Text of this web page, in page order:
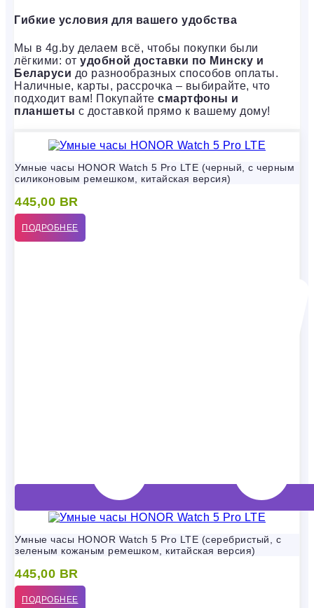
Гибкие условия для вашего удобства
Мы в 4g.by делаем всё, чтобы покупки были
лёгкими: от удобной доставки по Минску и
Беларуси до разнообразных способов оплаты.
Наличные, карты, рассрочка – выбирайте, что
подходит вам! Покупайте смартфоны и
планшеты с доставкой прямо к вашему дому!
Умные часы HONOR Watch 5 Pro LTE (черный, с черным
силиконовым ремешком, китайская версия)
445,00 BR
ПОДРОБНЕЕ
Умные часы HONOR Watch 5 Pro LTE (серебристый, с
зеленым кожаным ремешком, китайская версия)
445,00 BR
ПОДРОБНЕЕ